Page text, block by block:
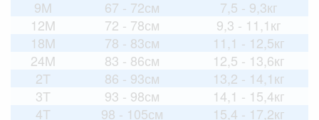
9M
67 - 72см
7,5 - 9,3кг
12M
72 - 78см
9,3 - 11,1кг
18M
78 - 83см
11,1 - 12,5кг
24M
83 - 86см
12,5 - 13,6кг
2T
86 - 93см
13,2 - 14,1кг
3T
93 - 98см
14,1 - 15,4кг
4T
98 - 105см
15,4 - 17,2кг